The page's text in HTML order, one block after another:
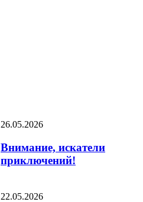
26.05.2026
Внимание, искатели
приключений!
22.05.2026